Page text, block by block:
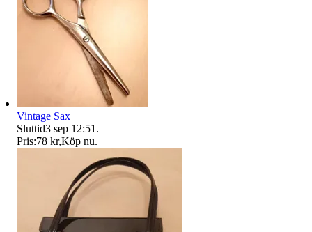
Vintage Sax
Sluttid3 sep 12:51 .
Pris:78 kr,Köp nu.